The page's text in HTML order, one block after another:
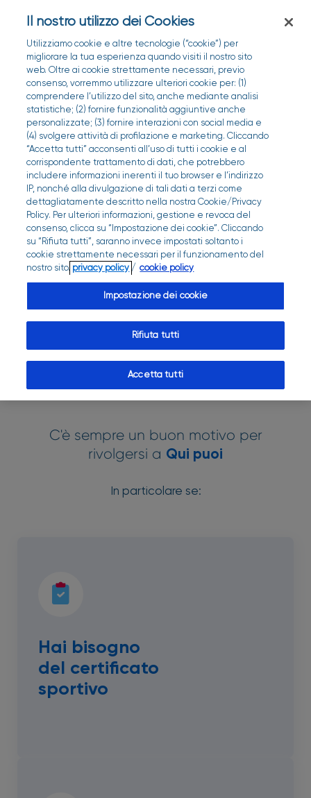
Prevenire
in Farmacia.
Le tue analisi sempre vicino a te
Andare
al giusto ritmo.
Per te che sei sempre di corsa,
l'ECGè sotto casa.
Dare peso
alla tua salute.
Profilo Lipidico ed
Testa le buone abitudini.
Mirare
ai giusti valori.
Fai il test dell'
18 parametridella salute.
Gioca
d'anticipo.
Fai punto contro le
cardiovascolari
La tranquillità
in tasca.
Il test COVID-19 fai da te,
Conoscere
per proteggere.
Test rapidi SARS-CoV-2 sempre vicino a te.
Inserisci qui il tuo indirizzo
C'è sempre un buon motivo per
rivolgersi a Qui puoi
In particolare se:
Hai bisogno
del certificato
sportivo
Il nostro utilizzo dei Cookies
Utilizziamo cookie e altre tecnologie (“cookie”) per
migliorare la tua esperienza quando visiti il nostro sito
web. Oltre ai cookie strettamente necessari, previo
consenso, vorremmo utilizzare ulteriori cookie per: (1)
comprendere l’utilizzo del sito, anche mediante analisi
statistiche; (2) fornire funzionalità aggiuntive anche
personalizzate; (3) fornire interazioni con social media e
(4) svolgere attività di profilazione e marketing. Cliccando
“Accetta tutti” acconsenti all’uso di tutti i cookie e al
corrispondente trattamento di dati, che potrebbero
includere informazioni inerenti il tuo browser e l’indirizzo
IP, nonché alla divulgazione di tali dati a terzi come
dettagliatamente descritto nella nostra Cookie/Privacy
Policy. Per ulteriori informazioni, gestione e revoca del
consenso, clicca su “Impostazione dei cookie”. Cliccando
su “Rifiuta tutti”, saranno invece impostati soltanto i
cookie strettamente necessari per il funzionamento del
nostro sito. privacy policy / cookie policy
Impostazione dei cookie
Rifiuta tutti
Accetta tutti